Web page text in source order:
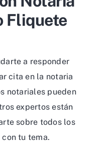
Fliquete
a responder
cita en la notaria
notariales pueden
expertos están
sobre todos los
tu tema.